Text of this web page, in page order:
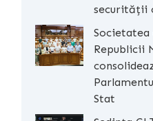
securității
Societatea
Republicii
Stat